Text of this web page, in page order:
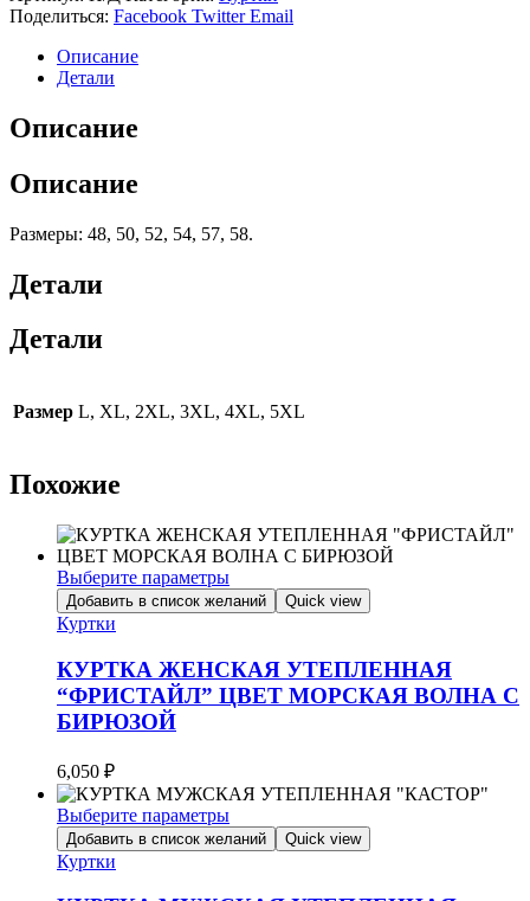
Парка
для
руководителя
зимняя
Поделиться: Facebook Twitter Email
Описание
Детали
Описание
Описание
Размеры: 48, 50, 52, 54, 57, 58.
Детали
Детали
Размер L, XL, 2XL, 3XL, 4XL, 5XL
Похожие
Выберите параметры
Этот
товар
имеет
несколько
вариаций.
Опции
можно
на
странице
товара.
Добавить в список желаний Quick view
Куртки
КУРТКА ЖЕНСКАЯ УТЕПЛЕННАЯ
“ФРИСТАЙЛ” ЦВЕТ МОРСКАЯ ВОЛНА С
БИРЮЗОЙ
6,050 ₽
Выберите параметры
Этот
товар
имеет
Добавить в список желаний Quick view
Куртки